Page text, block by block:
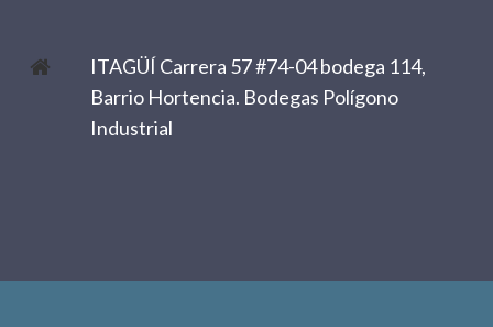
ITAGÜÍ Carrera 57 #74-04 bodega 114,
Barrio Hortencia. Bodegas Polígono
Industrial